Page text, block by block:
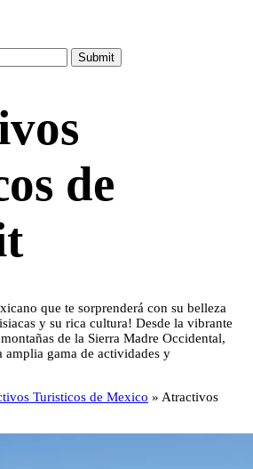
Submit
de
que te sorprenderá con su belleza
y su rica cultura! Desde la vibrante
de la Sierra Madre Occidental,
amplia gama de actividades y
Turisticos de Mexico » Atractivos